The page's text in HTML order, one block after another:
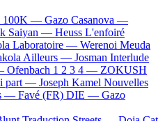
100K — Gazo Casanova —
Saiyan — Heuss L'enfoiré
Laboratoire — Werenoi Meuda
Ailleurs — Josman Interlude
Ofenbach 1 2 3 4 — ZOKUSH
part — Joseph Kamel Nouvelles
— Favé (FR) DIE — Gazo